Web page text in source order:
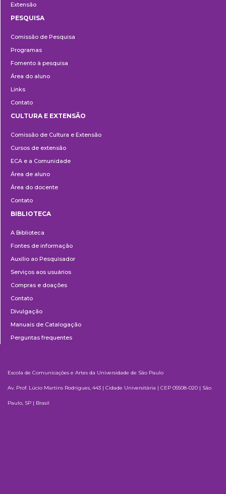
Extensão
PESQUISA
Comissão de Pesquisa
Programas
Fomento à pesquisa
Área do aluno
Links
Contato
e
Extensão
CULTURA E EXTENSÃO
Comissão de Cultura e Extensão
Cursos de extensão
ECA e a Comunidade
Área de aluno
Área do docente
Contato
BIBLIOTECA
A Biblioteca
Fontes de informação
Auxílio ao Pesquisador
Serviços aos usuários
Compras e doações
Contato
Divulgação
Manuais de Catalogação
Perguntas frequentes
Escola de Comunicações e Artes da Universidade de São Paulo
Av. Prof. Lúcio Martins Rodrigues, 443 | Cidade Universitária | CEP 05508-020 | São
Paulo, SP | Brasil